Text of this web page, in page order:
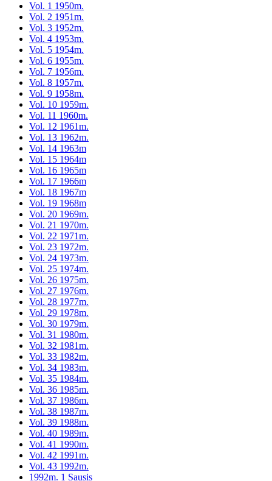
Vol. 1 1950m.
Vol. 2 1951m.
Vol. 3 1952m.
Vol. 4 1953m.
Vol. 5 1954m.
Vol. 6 1955m.
Vol. 7 1956m.
Vol. 8 1957m.
Vol. 9 1958m.
Vol. 10 1959m.
Vol. 11 1960m.
Vol. 12 1961m.
Vol. 13 1962m.
Vol. 14 1963m
Vol. 15 1964m
Vol. 16 1965m
Vol. 17 1966m
Vol. 18 1967m
Vol. 19 1968m
Vol. 20 1969m.
Vol. 21 1970m.
Vol. 22 1971m.
Vol. 23 1972m.
Vol. 24 1973m.
Vol. 25 1974m.
Vol. 26 1975m.
Vol. 27 1976m.
Vol. 28 1977m.
Vol. 29 1978m.
Vol. 30 1979m.
Vol. 31 1980m.
Vol. 32 1981m.
Vol. 33 1982m.
Vol. 34 1983m.
Vol. 35 1984m.
Vol. 36 1985m.
Vol. 37 1986m.
Vol. 38 1987m.
Vol. 39 1988m.
Vol. 40 1989m.
Vol. 41 1990m.
Vol. 42 1991m.
Vol. 43 1992m.
1992m. 1 Sausis